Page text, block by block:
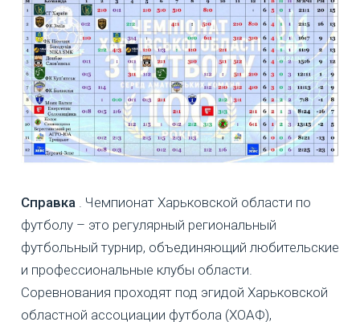
Справка . Чемпионат Харьковской области по
футболу – это регулярный региональный
футбольный турнир, объединяющий любительские
и профессиональные клубы области.
Соревнования проходят под эгидой Харьковской
областной ассоциации футбола (ХОАФ),